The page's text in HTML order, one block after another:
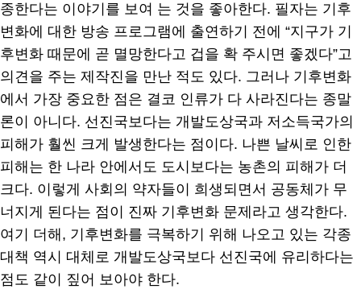
종한다는 이야기를 보여 는 것을 좋아한다. 필자는 기후
변화에 대한 방송 프로그램에 출연하기 전에 “지구가 기
후변화 때문에 곧 멸망한다고 겁을 확 주시면 좋겠다”고
의견을 주는 제작진을 만난 적도 있다. 그러나 기후변화
에서 가장 중요한 점은 결코 인류가 다 사라진다는 종말
론이 아니다. 선진국보다는 개발도상국과 저소득국가의
피해가 훨씬 크게 발생한다는 점이다. 나쁜 날씨로 인한
피해는 한 나라 안에서도 도시보다는 농촌의 피해가 더
크다. 이렇게 사회의 약자들이 희생되면서 공동체가 무
너지게 된다는 점이 진짜 기후변화 문제라고 생각한다.
여기 더해, 기후변화를 극복하기 위해 나오고 있는 각종
대책 역시 대체로 개발도상국보다 선진국에 유리하다는
점도 같이 짚어 보아야 한다.